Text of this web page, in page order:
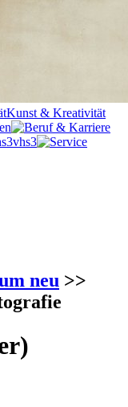
Kunst & Kreativität
vhs3
neu >>